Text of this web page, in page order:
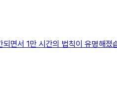
서 1만 시간의 법칙이 유명해